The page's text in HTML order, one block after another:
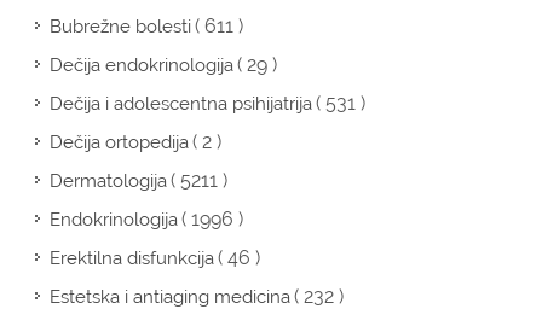
Bubrežne bolesti( 611 )
Dečija endokrinologija( 29 )
Dečija i adolescentna psihijatrija( 531 )
Dečija ortopedija( 2 )
Dermatologija( 5211 )
Endokrinologija( 1996 )
Erektilna disfunkcija( 46 )
Estetska i antiaging medicina( 232 )